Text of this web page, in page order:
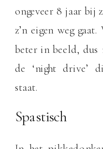
ongeveer 8 jaar bij
z’n eigen weg
beter in beeld,
de ‘night drive’
staat.
Spastisch